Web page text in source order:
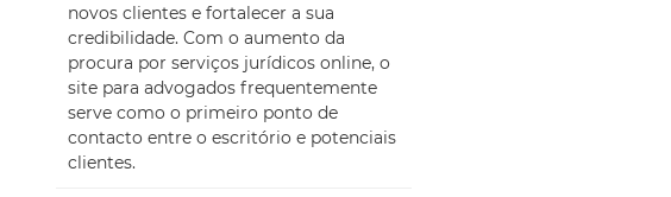
novos clientes e fortalecer a sua
credibilidade. Com o aumento da
procura por serviços jurídicos online, o
site para advogados frequentemente
serve como o primeiro ponto de
contacto entre o escritório e potenciais
clientes.